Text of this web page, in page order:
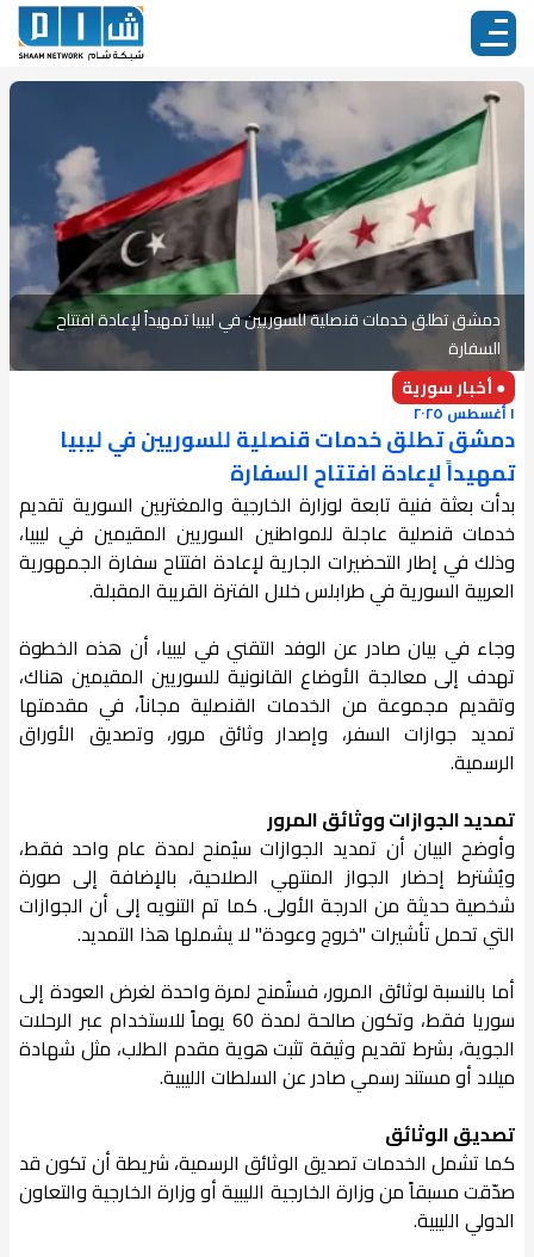
دمشق تطلق خدمات قنصلية للسوريين في ليبيا تمهيداً لإعادة افتتاح
السفارة
● أخبار سورية
١ أغسطس ٢٠٢٥
دمشق تطلق خدمات قنصلية للسوريين في ليبيا
تمهيداً لإعادة افتتاح السفارة
بدأت بعثة فنية تابعة لوزارة الخارجية والمغتربين السورية تقديم
خدمات قنصلية عاجلة للمواطنين السوريين المقيمين في ليبيا،
وذلك في إطار التحضيرات الجارية لإعادة افتتاح سفارة الجمهورية
العربية السورية في طرابلس خلال الفترة القريبة المقبلة.
وجاء في بيان صادر عن الوفد التقني في ليبيا، أن هذه الخطوة
تهدف إلى معالجة الأوضاع القانونية للسوريين المقيمين هناك،
وتقديم مجموعة من الخدمات القنصلية مجاناً، في مقدمتها
تمديد جوازات السفر، وإصدار وثائق مرور، وتصديق الأوراق
الرسمية.
تمديد الجوازات ووثائق المرور
وأوضح البيان أن تمديد الجوازات سيُمنح لمدة عام واحد فقط،
ويُشترط إحضار الجواز المنتهي الصلاحية، بالإضافة إلى صورة
شخصية حديثة من الدرجة الأولى. كما تم التنويه إلى أن الجوازات
التي تحمل تأشيرات "خروج وعودة" لا يشملها هذا التمديد.
أما بالنسبة لوثائق المرور، فستُمنح لمرة واحدة لغرض العودة إلى
سوريا فقط، وتكون صالحة لمدة 60 يوماً للاستخدام عبر الرحلات
الجوية، بشرط تقديم وثيقة تثبت هوية مقدم الطلب، مثل شهادة
ميلاد أو مستند رسمي صادر عن السلطات الليبية.
تصديق الوثائق
كما تشمل الخدمات تصديق الوثائق الرسمية، شريطة أن تكون قد
صدّقت مسبقاً من وزارة الخارجية الليبية أو وزارة الخارجية والتعاون
الدولي الليبية.